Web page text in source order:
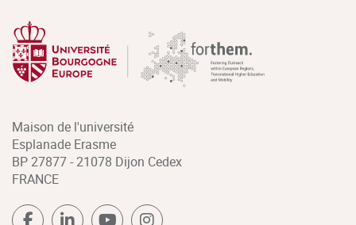
Maison de l'université
Esplanade Erasme
BP 27877 - 21078 Dijon Cedex
FRANCE